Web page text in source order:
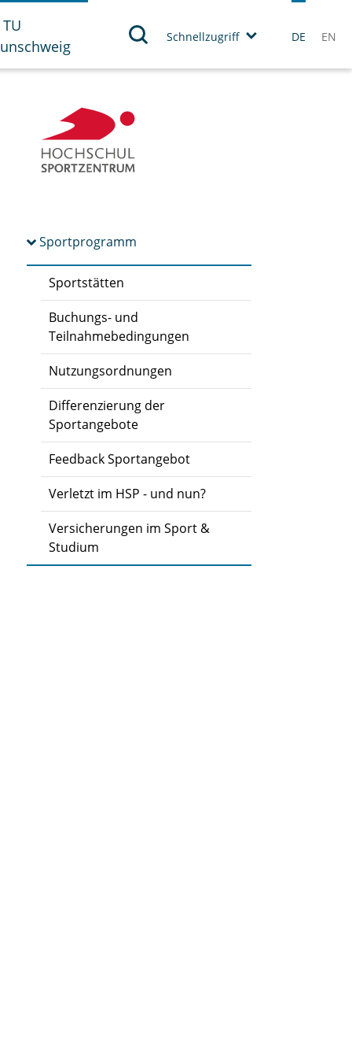
Schnellzugriff DE EN
Sportprogramm
Sportstätten
Buchungs- und
Teilnahmebedingungen
Nutzungsordnungen
Differenzierung der
Sportangebote
Feedback Sportangebot
Verletzt im HSP - und nun?
Versicherungen im Sport &
Studium